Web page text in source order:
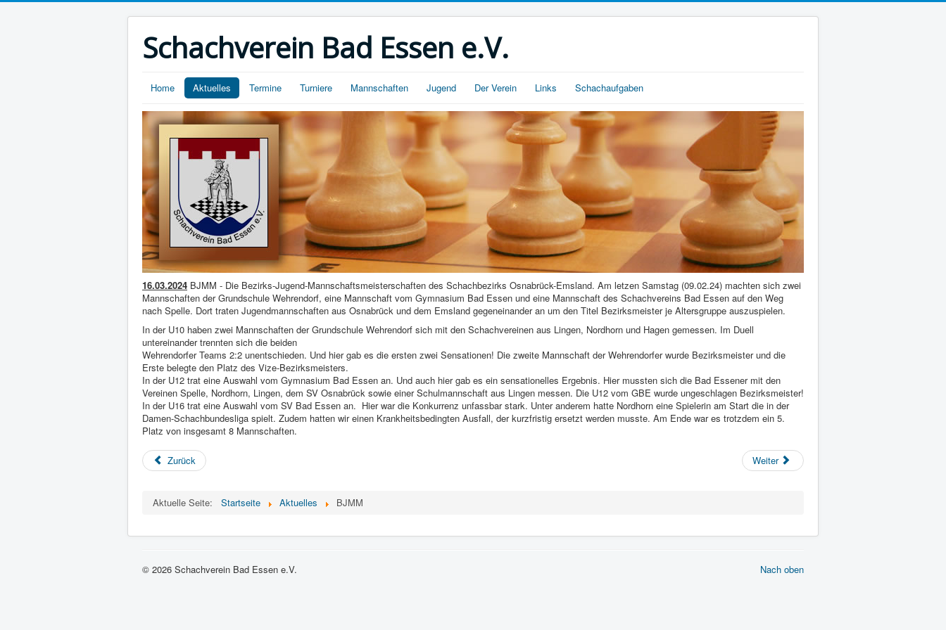
Schachverein Bad Essen e.V.
Home Aktuelles Termine Turniere Mannschaften Jugend Der Verein Links Schachaufgaben
16.03.2024 BJMM - Die Bezirks-Jugend-Mannschaftsmeisterschaften des Schachbezirks Osnabrück-Emsland. Am letzen Samstag (09.02.24) machten sich zwei
Mannschaften der Grundschule Wehrendorf, eine Mannschaft vom Gymnasium Bad Essen und eine Mannschaft des Schachvereins Bad Essen auf den Weg
nach Spelle. Dort traten Jugendmannschaften aus Osnabrück und dem Emsland gegeneinander an um den Titel Bezirksmeister je Altersgruppe auszuspielen.
In der U10 haben zwei Mannschaften der Grundschule Wehrendorf sich mit den Schachvereinen aus Lingen, Nordhorn und Hagen gemessen. Im Duell
untereinander trennten sich die beiden
Wehrendorfer Teams 2:2 unentschieden. Und hier gab es die ersten zwei Sensationen! Die zweite Mannschaft der Wehrendorfer wurde Bezirksmeister und die
Erste belegte den Platz des Vize-Bezirksmeisters.
In der U12 trat eine Auswahl vom Gymnasium Bad Essen an. Und auch hier gab es ein sensationelles Ergebnis. Hier mussten sich die Bad Essener mit den
Vereinen Spelle, Nordhorn, Lingen, dem SV Osnabrück sowie einer Schulmannschaft aus Lingen messen. Die U12 vom GBE wurde ungeschlagen Bezirksmeister!
In der U16 trat eine Auswahl vom SV Bad Essen an. Hier war die Konkurrenz unfassbar stark. Unter anderem hatte Nordhorn eine Spielerin am Start die in der
Damen-Schachbundesliga spielt. Zudem hatten wir einen Krankheitsbedingten Ausfall, der kurzfristig ersetzt werden musste. Am Ende war es trotzdem ein 5.
Platz von insgesamt 8 Mannschaften.
Zurück Weiter
Aktuelle Seite: Startseite Aktuelles BJMM
Nach oben
© 2026 Schachverein Bad Essen e.V.